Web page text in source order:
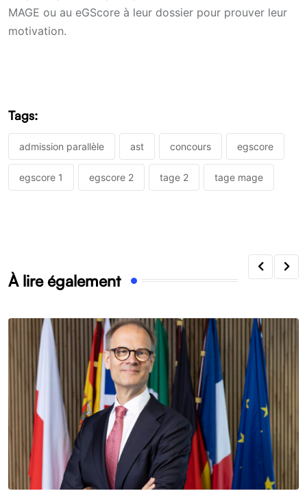
MAGE ou au eGScore à leur dossier pour prouver leur
motivation.
Tags:
admission parallèle ast concours egscore
egscore 1 egscore 2 tage 2 tage mage
À lire également